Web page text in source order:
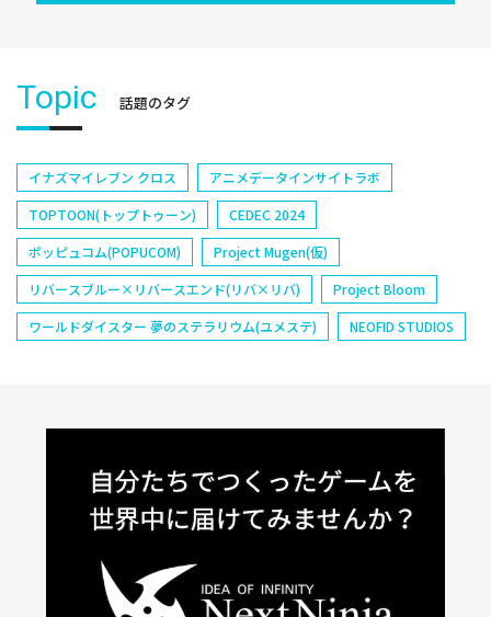
Topic 話題のタグ
イナズマイレブン クロス
アニメデータインサイトラボ
TOPTOON(トップトゥーン)
CEDEC 2024
ポッピュコム(POPUCOM)
Project Mugen(仮)
リバースブルー×リバースエンド(リバ×リバ)
Project Bloom
ワールドダイスター 夢のステラリウム(ユメステ)
NEOFID STUDIOS